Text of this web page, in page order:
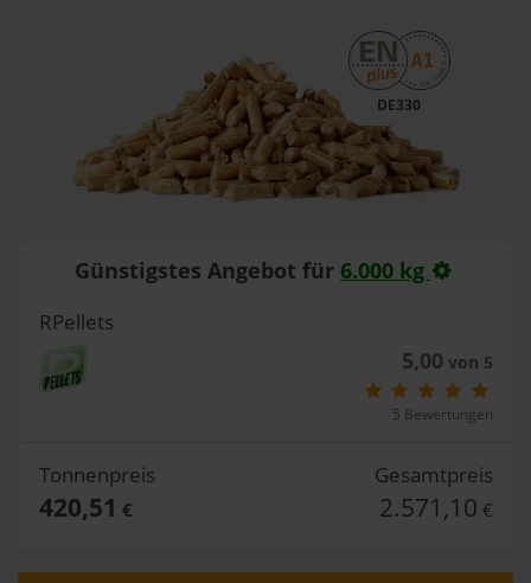
DE330
Günstigstes Angebot für 6.000 kg
RPellets
5,00 von 5
5 Bewertungen
Tonnenpreis
420,51 €
Gesamtpreis
2.571,10 €